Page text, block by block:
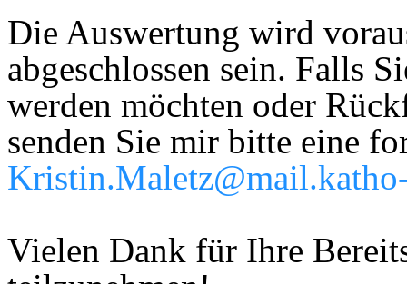
Die Auswertung wird
abgeschlossen sein. Falls
werden möchten oder
senden Sie mir bitte eine
Vielen Dank für Ihre